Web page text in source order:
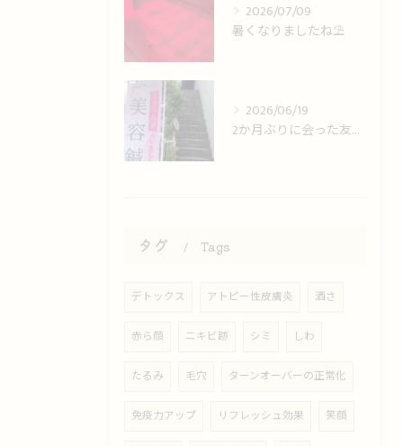
2026/07/09
暑くなりましたね⛱️
2026/06/19
2か月ぶりに会った友人に「小顔になった」と気づかれた！
タグ Tags
デトックス アトピー性皮膚炎 酒さ
赤ら顔 ニキビ跡 シミ しわ
たるみ 毛穴 ターンオーバーの正常化
免疫力アップ リフレッシュ効果 笑顔